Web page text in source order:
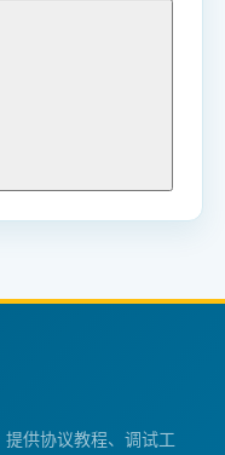
供协议教程、调试工